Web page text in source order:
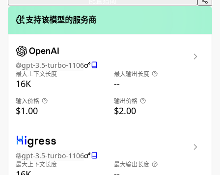
支持该模型的服务商
gpt-3.5-turbo-1106
最大上下文长度
16K
最大输出长度
--
输入价格
$1.00
输出价格
$2.00
gpt-3.5-turbo-1106
最大上下文长度 最大输出长度